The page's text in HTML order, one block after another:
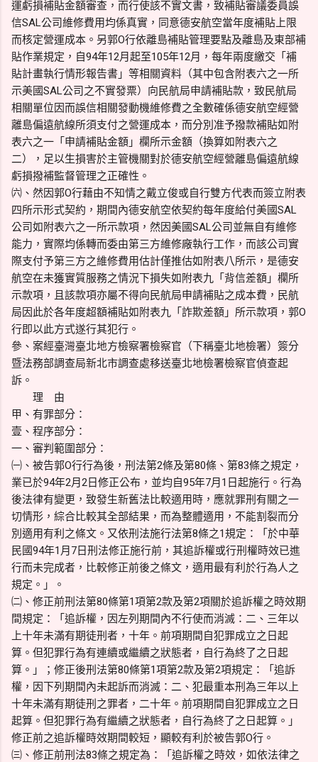
運虧損補貼金額審查，而行使該不實文書，致補貼審議委員誤
信SAL公司維修費用均係真實，同意德安航空當年度補貼上限
而核定營運成本。另郭O行依離島補貼管理要點及離島及東部補
貼作業規定，自94年12月起至105年12月，每年兩度繳交「補
貼計畫執行情形報告書」等相關資料（其中包含附表六之一所
示美國SAL公司之不實發票）向民航局申請補貼款，致民航局
相關單位因而誤信相關發動機維修費之全數確係德安航空經營
離島偏遠航線所須支付之營運成本，而分別准予撥款補貼如附
表六之一「申請補貼金額」欄所示金額（換算如附表六之
二），足以生損害於主管機關對於德安航空經營離島偏遠航線
虧損撥補監督管理之正確性。
㈥、然因郭O行藉由不知情之戴立俊或自行雙方代表而簽立附表
四所示形式契約，期間內德安航空依契約每年度給付美國SAL
公司如附表六之一所示款項，然因美國SAL公司並無自有維修
能力，實際均係轉而委由第三方維修廠執行工作，而該公司實
際支付予第三方之維修費用估計僅推估如附表八所示，是德安
航空在未獲實質服務之情況下損失如附表九「背信差額」欄所
示款項，且該款項亦屬不得向民航局申請補貼之成本費，民航
局因此於各年度超額補貼如附表九「詐欺差額」所示款項，郭O
行即以此方式遂行其犯行。
參、案經臺灣臺北地方檢察署檢察官（下稱臺北地檢署）簽分
暨法務部調查局新北市調查處移送臺北地檢署檢察官偵查起
訴。
理 由
甲、有罪部分：
壹、程序部分：
一、審判範圍部分：
㈠、被告郭O行行為後，刑法第2條及第80條、第83條之規定，
業已於94年2月2日修正公布，並均自95年7月1日起施行。行為
後法律有變更，致發生新舊法比較適用時，應就罪刑有關之一
切情形，綜合比較其全部結果，而為整體適用，不能割裂而分
別適用有利之條文。又依刑法施行法第8條之1規定：「於中華
民國94年1月7日刑法修正施行前，其追訴權或行刑權時效已進
行而未完成者，比較修正前後之條文，適用最有利於行為人之
規定。」。
㈡、修正前刑法第80條第1項第2款及第2項關於追訴權之時效期
間規定：「追訴權，因左列期間內不行使而消滅：二、三年以
上十年未滿有期徒刑者，十年。前項期間自犯罪成立之日起
算。但犯罪行為有連續或繼續之狀態者，自行為終了之日起
算。」；修正後刑法第80條第1項第2款及第2項規定：「追訴
權，因下列期間內未起訴而消滅：二、犯最重本刑為三年以上
十年未滿有期徒刑之罪者，二十年。前項期間自犯罪成立之日
起算。但犯罪行為有繼續之狀態者，自行為終了之日起算。」
修正前之追訴權時效期間較短，顯較有利於被告郭O行。
㈢、修正前刑法83條之規定為：「追訴權之時效，如依法律之